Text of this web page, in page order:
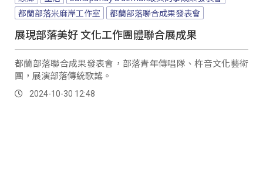
都蘭部落米麻岸工作室
都蘭部落聯合成果發表會
展現部落美好 文化工作團體聯合展成果
都蘭部落聯合成果發表會，部落青年傳唱隊、杵音文化藝術
團，展演部落傳統歌謠。
2024-10-30 12:48